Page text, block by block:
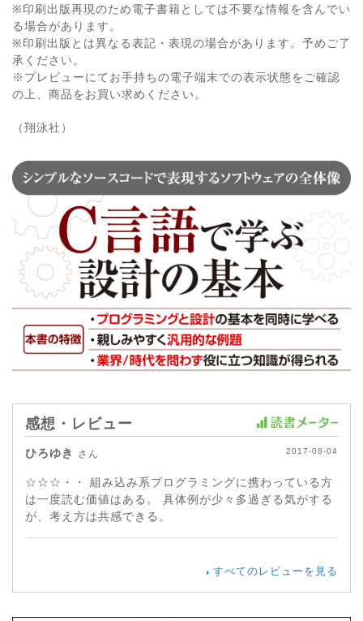
※印刷出版再現のため電子書籍としては不要な情報を含んでい
る場合があります。
※印刷出版とは異なる表記・表現の場合があります。予めご了
承ください。
※プレビューにてお手持ちの電子端末での表示状態をご確認
の上、商品をお買い求めください。
（翔泳社）
感想・レビュー
ひろゆき さん 2017-08-04
☆☆☆・・ 組み込み系プログラミングに携わっている方
は一度読む価値はある。 具体例が少々多過ぎる気がする
が、考え方は共感できる。
すべてのレビューを見る